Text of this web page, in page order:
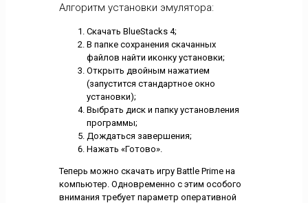
Алгоритм установки эмулятора:
Скачать BlueStacks 4;
В папке сохранения скачанных
файлов найти иконку установки;
Открыть двойным нажатием
(запустится стандартное окно
установки);
Выбрать диск и папку установления
программы;
Дождаться завершения;
Нажать «Готово».
Теперь можно скачать игру Battle Prime на
компьютер. Одновременно с этим особого
внимания требует параметр оперативной